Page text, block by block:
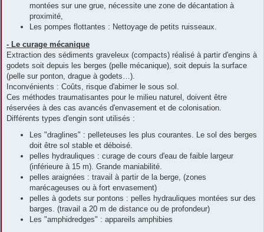
montées sur une grue, nécessite une zone de décantation à
proximité,
Les pompes flottantes : Nettoyage de petits ruisseaux.
- Le curage mécanique
Extraction des sédiments graveleux (compacts) réalisé à partir d'engins à
godets soit depuis les berges (pelle mécanique), soit depuis la surface
(pelle sur ponton, drague à godets…).
Inconvénients : Coûts, risque d'abimer le sous sol.
Ces méthodes traumatisantes pour le milieu naturel, doivent être
réservées à des cas avancés d'envasement et de colonisation.
Différents types d'engin sont utilisés :
Les "draglines" : pelleteuses les plus courantes. Le sol des berges
doit être sol stable et déboisé.
pelles hydrauliques : curage de cours d'eau de faible largeur
(inférieure à 15 m). Grande maniabilité.
pelles araignées : travail à partir de la berge, (zones
marécageuses ou à fort envasement)
pelles à godets sur pontons : pelles hydrauliques montées sur des
barges. (travail a 20 m de distance ou de profondeur)
Les "amphidredges" : appareils amphibies